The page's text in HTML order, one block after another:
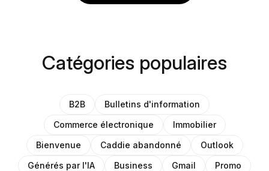
Catégories populaires
B2B
Bulletins d'information
Commerce électronique
Immobilier
Bienvenue
Caddie abandonné
Outlook
Générés par l'IA
Business Gmail Promo